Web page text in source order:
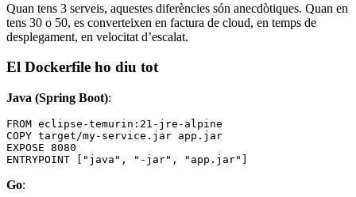
Quan tens 3 serveis, aquestes diferències són anecdòtiques. Quan en
tens 30 o 50, es converteixen en factura de cloud, en temps de
desplegament, en velocitat d’escalat.
El Dockerfile ho diu tot
Java (Spring Boot):
FROM eclipse-temurin:21-jre-alpine
COPY target/my-service.jar app.jar
EXPOSE 8080
ENTRYPOINT
"java" , "-jar" , "app.jar"
Go: